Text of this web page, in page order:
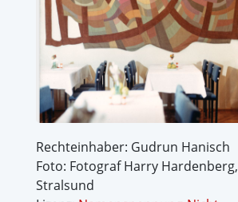
Rechteinhaber: Gudrun Hanisch
Foto: Fotograf Harry Hardenberg,
Stralsund